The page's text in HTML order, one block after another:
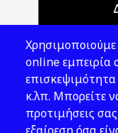
online εμπειρία
κ.λπ. Μπορείτε
προτιμήσεις